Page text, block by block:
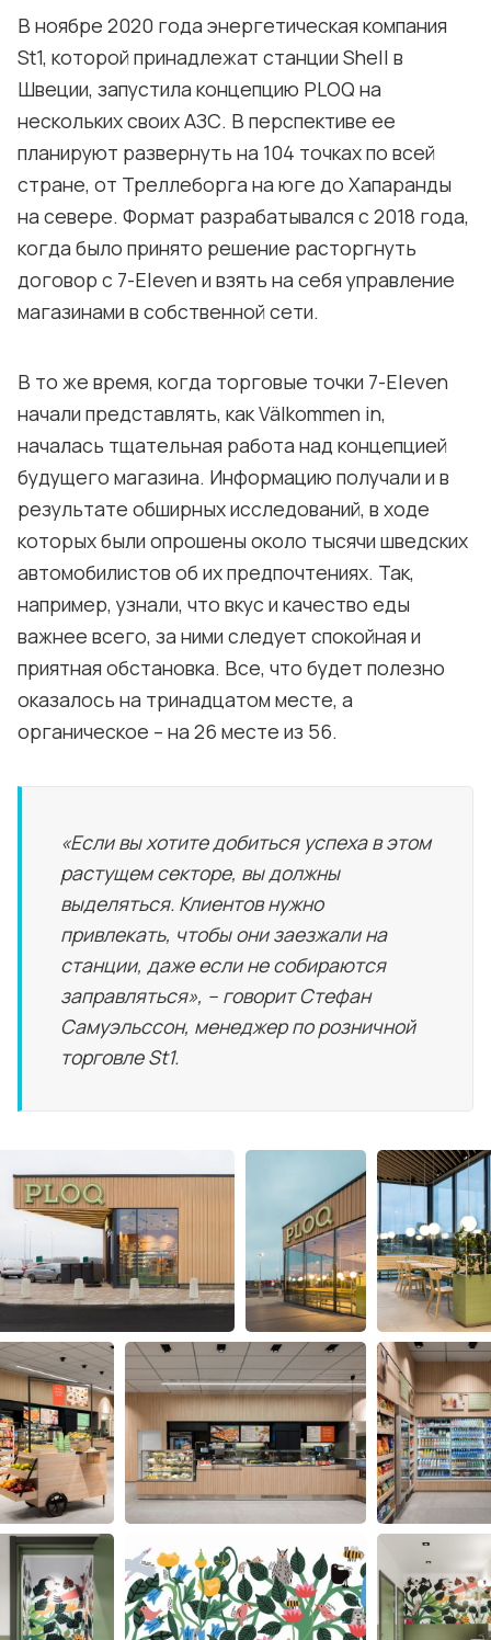
В ноябре 2020 года энергетическая компания
St1, которой принадлежат станции Shell в
Швеции, запустила концепцию PLOQ на
нескольких своих АЗС. В перспективе ее
планируют развернуть на 104 точках по всей
стране, от Треллеборга на юге до Хапаранды
на севере. Формат разрабатывался с 2018 года,
когда было принято решение расторгнуть
договор с 7-Eleven и взять на себя управление
магазинами в собственной сети.
В то же время, когда торговые точки 7-Eleven
начали представлять, как Välkommen in,
началась тщательная работа над концепцией
будущего магазина. Информацию получали и в
результате обширных исследований, в ходе
которых были опрошены около тысячи шведских
автомобилистов об их предпочтениях. Так,
например, узнали, что вкус и качество еды
важнее всего, за ними следует спокойная и
приятная обстановка. Все, что будет полезно
оказалось на тринадцатом месте, а
органическое – на 26 месте из 56.
«Если вы хотите добиться успеха в этом
растущем секторе, вы должны
выделяться. Клиентов нужно
привлекать, чтобы они заезжали на
станции, даже если не собираются
заправляться», – говорит Стефан
Самуэльссон, менеджер по розничной
торговле St1.